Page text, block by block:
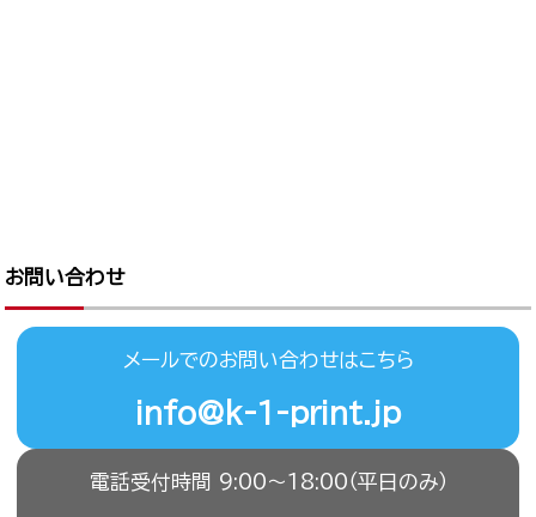
お問い合わせ
メールでのお問い合わせはこちら
info@k-1-print.jp
電話受付時間 9:00〜18:00（平日のみ）